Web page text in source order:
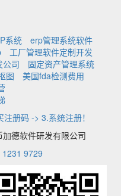
系统
erp管理系统软件
工厂管理软件定制开发
公司
固定资产管理系统
图
美国fda检测费用
注册码 -> 3.系统注册！
德软件研发有限公司
1231 9729